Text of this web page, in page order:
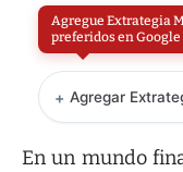
Agregue Extrategia
preferidos en Google
+ Agregar
En un mundo